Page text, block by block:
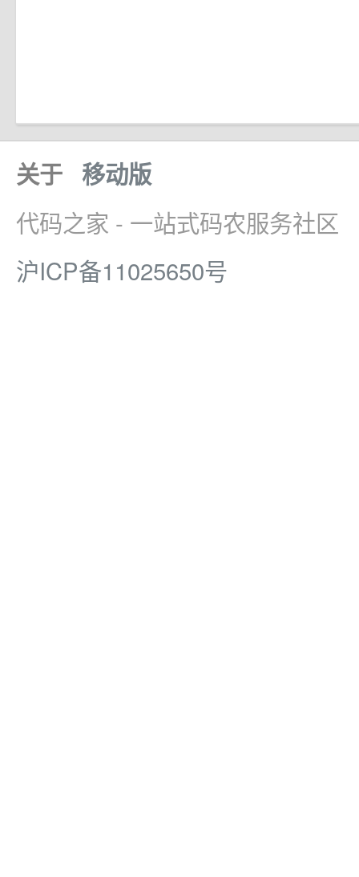
关于 移动版
代码之家 - 一站式码农服务社区
沪ICP备11025650号